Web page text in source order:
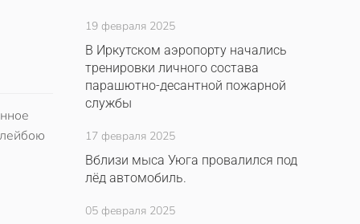
19 февраля 2025
В Иркутском аэропорту начались
тренировки личного состава
парашютно-десантной пожарной
службы
17 февраля 2025
Вблизи мыса Уюга провалился под
лёд автомобиль.
05 февраля 2025